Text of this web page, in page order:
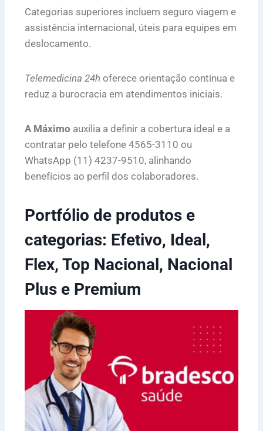
Categorias superiores incluem seguro viagem e
assistência internacional, úteis para equipes em
deslocamento.
Telemedicina 24h oferece orientação contínua e
reduz a burocracia em atendimentos iniciais.
A Máximo auxilia a definir a cobertura ideal e a
contratar pelo telefone 4565-3110 ou
WhatsApp (11) 4237-9510, alinhando
benefícios ao perfil dos colaboradores.
Portfólio de produtos e
categorias: Efetivo, Ideal,
Flex, Top Nacional, Nacional
Plus e Premium